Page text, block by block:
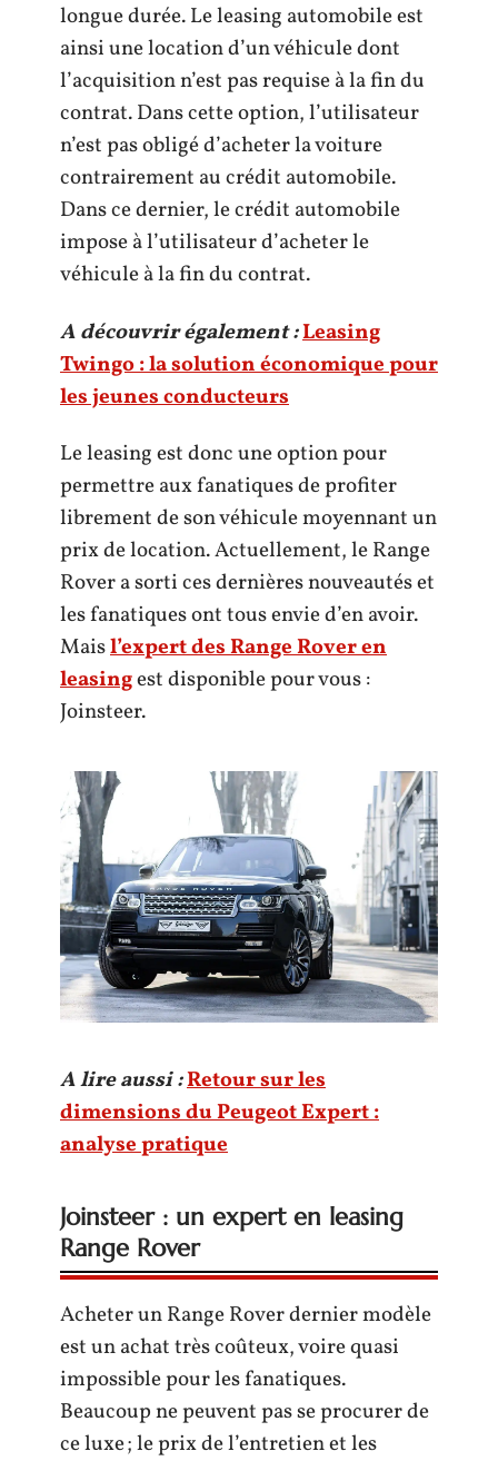
longue durée. Le leasing automobile est
ainsi une location d’un véhicule dont
l’acquisition n’est pas requise à la fin du
contrat. Dans cette option, l’utilisateur
n’est pas obligé d’acheter la voiture
contrairement au crédit automobile.
Dans ce dernier, le crédit automobile
impose à l’utilisateur d’acheter le
véhicule à la fin du contrat.
A découvrir également :Leasing
Twingo : la solution économique pour
les jeunes conducteurs
Le leasing est donc une option pour
permettre aux fanatiques de profiter
librement de son véhicule moyennant un
prix de location. Actuellement, le Range
Rover a sorti ces dernières nouveautés et
les fanatiques ont tous envie d’en avoir.
Maisl’expert des Range Rover en
leasingest disponible pour vous :
Joinsteer.
A lire aussi :Retour sur les
dimensions du Peugeot Expert :
analyse pratique
Joinsteer : un expert en leasing
Range Rover
Acheter un Range Rover dernier modèle
est un achat très coûteux, voire quasi
impossible pour les fanatiques.
Beaucoup ne peuvent pas se procurer de
ce luxe ; le prix de l’entretien et les